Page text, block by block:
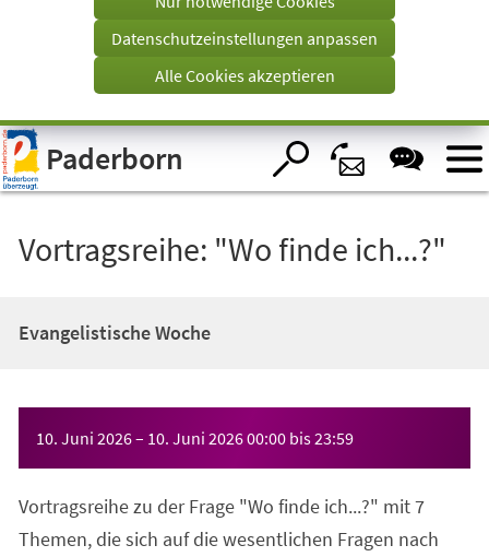
Visuelle
Assistenzsoftware
öffnen.
Tab)
Datenschutzeinstellungen anpassen
Alle Cookies akzeptieren
Paderborn
Vortragsreihe: "Wo finde ich...?"
Evangelistische Woche
10. Juni 2026– 10. Juni 202600:00 bis23:59
Vortragsreihe zu der Frage "Wo finde ich...?" mit 7
Themen, die sich auf die wesentlichen Fragen nach